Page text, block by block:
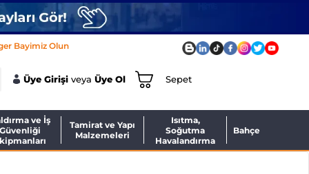
Bayimiz Olun
Üye Girişi veyaÜye Ol Sepet
ve İş
Tamirat ve Yapı
Malzemeleri
Isıtma,
Soğutma
Havalandırma
Bahçe